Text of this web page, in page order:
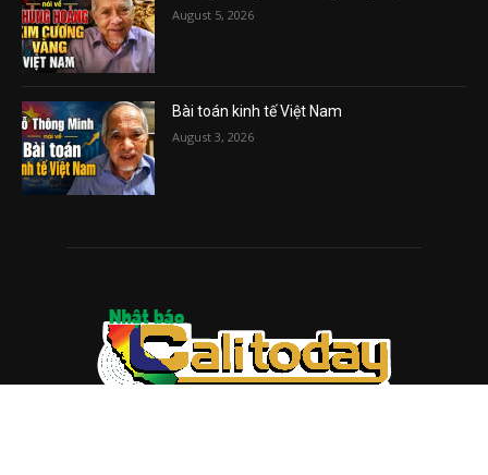
August 5, 2026
Bài toán kinh tế Việt Nam
August 3, 2026